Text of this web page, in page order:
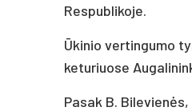
Respublikoje.
Ūkinio vertingumo
keturiuose
Pasak B.